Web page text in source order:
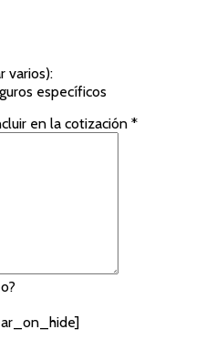
varios):
específicos
en la cotización *